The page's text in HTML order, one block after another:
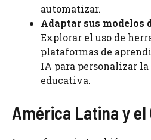
automatizar.
Adaptar sus modelos
Explorar el uso de
plataformas de
IA para personalizar
educativa.
América Latina y